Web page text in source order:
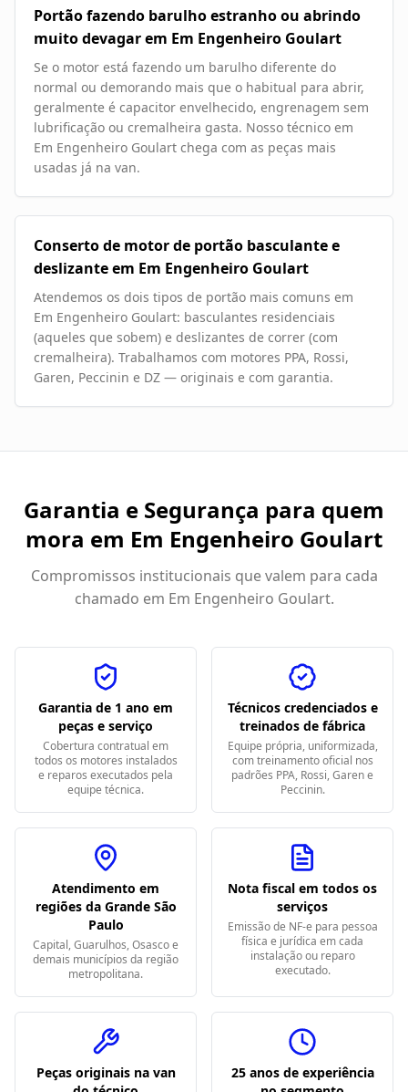
Portão fazendo barulho estranho ou abrindo
muito devagar em Em Engenheiro Goulart
Se o motor está fazendo um barulho diferente do
normal ou demorando mais que o habitual para abrir,
geralmente é capacitor envelhecido, engrenagem sem
lubrificação ou cremalheira gasta. Nosso técnico em
Em Engenheiro Goulart chega com as peças mais
usadas já na van.
Conserto de motor de portão basculante e
deslizante em Em Engenheiro Goulart
Atendemos os dois tipos de portão mais comuns em
Em Engenheiro Goulart: basculantes residenciais
(aqueles que sobem) e deslizantes de correr (com
cremalheira). Trabalhamos com motores PPA, Rossi,
Garen, Peccinin e DZ — originais e com garantia.
Garantia e Segurança para quem
mora em Em Engenheiro Goulart
Compromissos institucionais que valem para cada
chamado em Em Engenheiro Goulart.
Garantia de 1 ano em
peças e serviço
Cobertura contratual em
todos os motores instalados
e reparos executados pela
equipe técnica.
Técnicos credenciados e
treinados de fábrica
Equipe própria, uniformizada,
com treinamento oficial nos
padrões PPA, Rossi, Garen e
Peccinin.
Atendimento em
regiões da Grande São
Paulo
Capital, Guarulhos, Osasco e
demais municípios da região
metropolitana.
Nota fiscal em todos os
serviços
Emissão de NF-e para pessoa
física e jurídica em cada
instalação ou reparo
executado.
Peças originais na van
25 anos de experiência